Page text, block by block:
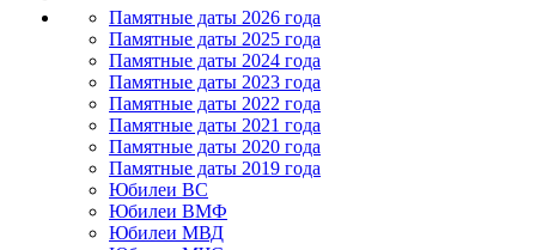
Памятные даты 2026 года
Памятные даты 2025 года
Памятные даты 2024 года
Памятные даты 2023 года
Памятные даты 2022 года
Памятные даты 2021 года
Памятные даты 2020 года
Памятные даты 2019 года
Юбилеи ВС
Юбилеи ВМФ
Юбилеи МВД